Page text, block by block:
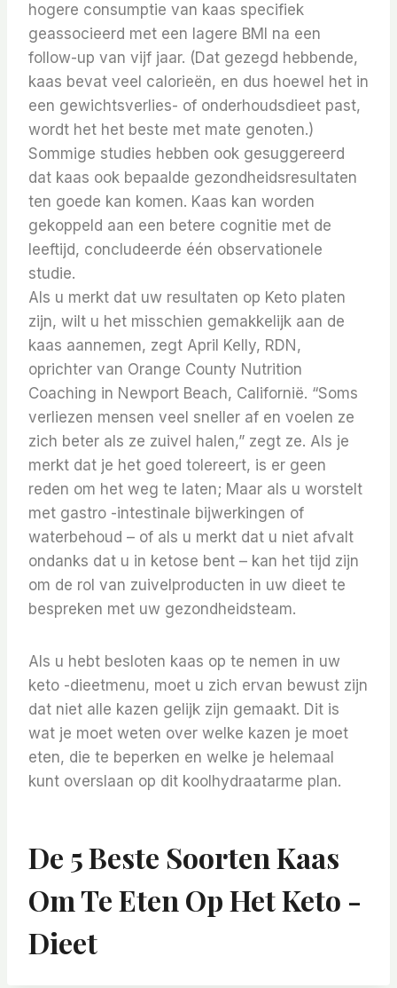
hogere consumptie van kaas specifiek
geassocieerd met een lagere BMI na een
follow-up van vijf jaar. (Dat gezegd hebbende,
kaas bevat veel calorieën, en dus hoewel het in
een gewichtsverlies- of onderhoudsdieet past,
wordt het het beste met mate genoten.)
Sommige studies hebben ook gesuggereerd
dat kaas ook bepaalde gezondheidsresultaten
ten goede kan komen. Kaas kan worden
gekoppeld aan een betere cognitie met de
leeftijd, concludeerde één observationele
studie.
Als u merkt dat uw resultaten op Keto platen
zijn, wilt u het misschien gemakkelijk aan de
kaas aannemen, zegt April Kelly, RDN,
oprichter van Orange County Nutrition
Coaching in Newport Beach, Californië. “Soms
verliezen mensen veel sneller af en voelen ze
zich beter als ze zuivel halen,” zegt ze. Als je
merkt dat je het goed tolereert, is er geen
reden om het weg te laten; Maar als u worstelt
met gastro -intestinale bijwerkingen of
waterbehoud – of als u merkt dat u niet afvalt
ondanks dat u in ketose bent – kan het tijd zijn
om de rol van zuivelproducten in uw dieet te
bespreken met uw gezondheidsteam.
Als u hebt besloten kaas op te nemen in uw
keto -dieetmenu, moet u zich ervan bewust zijn
dat niet alle kazen gelijk zijn gemaakt. Dit is
wat je moet weten over welke kazen je moet
eten, die te beperken en welke je helemaal
kunt overslaan op dit koolhydraatarme plan.
De 5 Beste Soorten Kaas
Om Te Eten Op Het Keto -
Dieet